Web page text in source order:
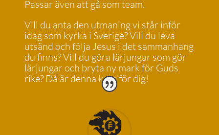
Passar även att gå som team.
Vill du anta den utmaning vi står inför
idag som kyrka i Sverige? Vill du leva
utsänd och följa Jesus i det sammanhang
du finns? Vill du göra lärjungar som gör
lärjungar och bryta ny mark för Guds
rike? Då är denna kurs för dig!